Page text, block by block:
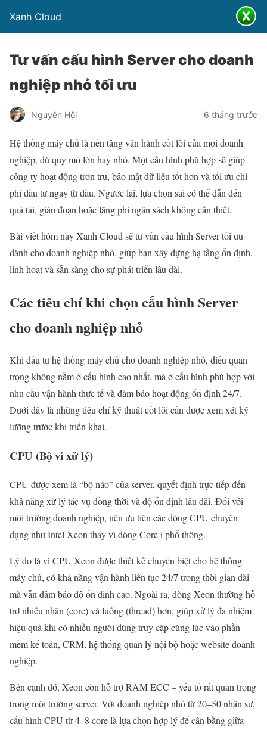
Xanh Cloud
Tư vấn cấu hình Server cho doanh
nghiệp nhỏ tối ưu
Nguyễn Hội 6 tháng trước
Hệ thống máy chủ là nền tảng vận hành cốt lõi của mọi doanh
nghiệp, dù quy mô lớn hay nhỏ. Một cấu hình phù hợp sẽ giúp
công ty hoạt động trơn tru, bảo mật dữ liệu tốt hơn và tối ưu chi
phí đầu tư ngay từ đầu. Ngược lại, lựa chọn sai có thể dẫn đến
quá tải, gián đoạn hoặc lãng phí ngân sách không cần thiết.
Bài viết hôm nay Xanh Cloud sẽ tư vấn cấu hình Server tối ưu
dành cho doanh nghiệp nhỏ, giúp bạn xây dựng hạ tầng ổn định,
linh hoạt và sẵn sàng cho sự phát triển lâu dài.
Các tiêu chí khi chọn cấu hình Server
cho doanh nghiệp nhỏ
Khi đầu tư hệ thống máy chủ cho doanh nghiệp nhỏ, điều quan
trọng không nằm ở cấu hình cao nhất, mà ở cấu hình phù hợp với
nhu cầu vận hành thực tế và đảm bảo hoạt động ổn định 24/7.
Dưới đây là những tiêu chí kỹ thuật cốt lõi cần được xem xét kỹ
lưỡng trước khi triển khai.
CPU (Bộ vi xử lý)
CPU được xem là “bộ não” của server, quyết định trực tiếp đến
khả năng xử lý tác vụ đồng thời và độ ổn định lâu dài. Đối với
môi trường doanh nghiệp, nên ưu tiên các dòng CPU chuyên
dụng như Intel Xeon thay vì dòng Core i phổ thông.
Lý do là vì CPU Xeon được thiết kế chuyên biệt cho hệ thống
máy chủ, có khả năng vận hành liên tục 24/7 trong thời gian dài
mà vẫn đảm bảo độ ổn định cao. Ngoài ra, dòng Xeon thường hỗ
trợ nhiều nhân (core) và luồng (thread) hơn, giúp xử lý đa nhiệm
hiệu quả khi có nhiều người dùng truy cập cùng lúc vào phần
mềm kế toán, CRM, hệ thống quản lý nội bộ hoặc website doanh
nghiệp.
Bên cạnh đó, Xeon còn hỗ trợ RAM ECC – yếu tố rất quan trọng
trong môi trường server. Với doanh nghiệp nhỏ từ 20–50 nhân sự,
cấu hình CPU từ 4–8 core là lựa chọn hợp lý để cân bằng giữa